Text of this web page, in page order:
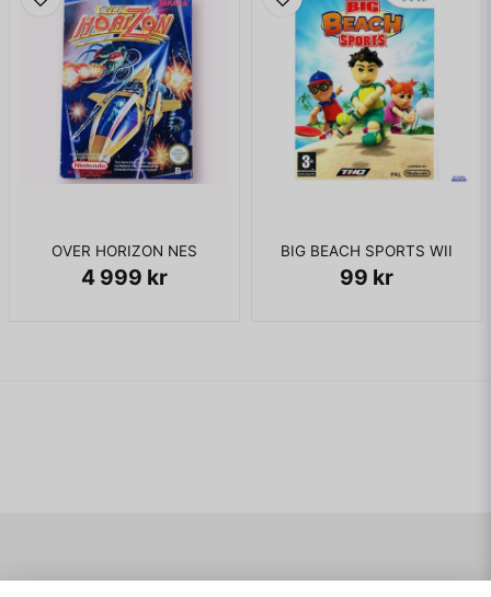
OVER HORIZON NES
4 999 kr
BIG BEACH SPORTS WII
99 kr